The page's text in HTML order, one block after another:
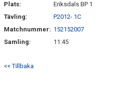
KONTAKT
Plats:
Eriksdals BP 1
Tävling:
P2012- 1C
Matchnummer: 152152007
Samling:
11:45
<< Tillbaka